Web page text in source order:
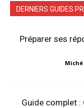
DERNIERS GUIDES
Préparer ses
Guide complet